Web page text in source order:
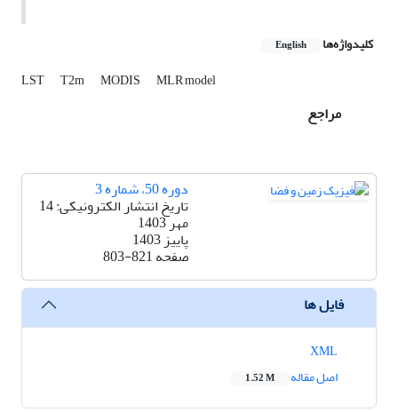
کلیدواژه‌ها English
LST T2m MODIS MLR model
مراجع
دوره 50، شماره 3
تاریخ انتشار الکترونیکی: 14
مهر 1403
پاییز 1403
صفحه803-821
فایل ها
اصل مقاله
1.52 M